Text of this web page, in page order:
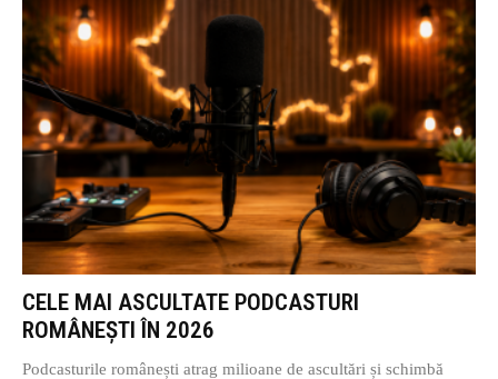
CELE MAI ASCULTATE PODCASTURI
ROMÂNEȘTI ÎN 2026
Podcasturile românești atrag milioane de ascultări și schimbă